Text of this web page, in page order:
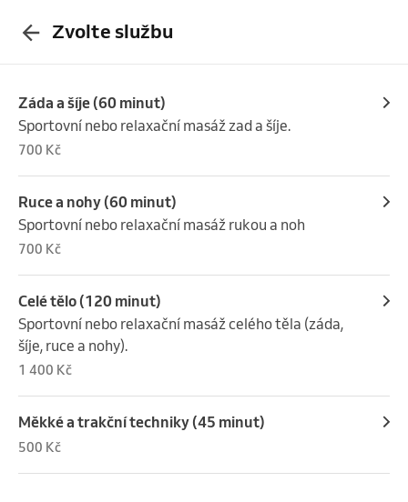
Zvolte službu
Záda a šíje (60 minut)
Sportovní nebo relaxační masáž zad a šíje.
700 Kč
Ruce a nohy (60 minut)
Sportovní nebo relaxační masáž rukou a noh
700 Kč
Celé tělo (120 minut)
Sportovní nebo relaxační masáž celého těla (záda,
šíje, ruce a nohy).
1 400 Kč
Měkké a trakční techniky (45 minut)
500 Kč